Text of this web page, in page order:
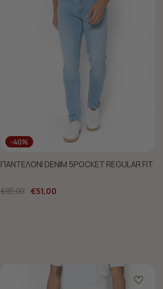
-40%
ΠΑΝΤΕΛΟΝΙ DENIM 5POCKET REGULAR FIT
€85,00 €51,00